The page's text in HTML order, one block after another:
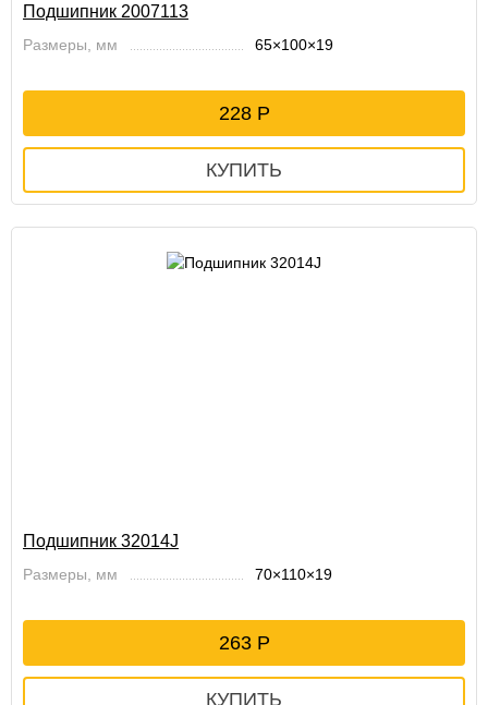
Подшипник 2007113
Размеры, мм 65×100×19
228
Подшипник 32014J
Размеры, мм 70×110×19
263